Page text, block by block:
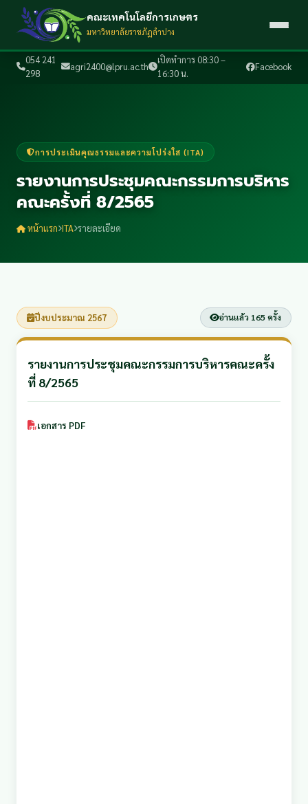
054 241
298
agri2400@lpru.ac.th
เปิดทำการ 08:30 –
16:30 น.
Facebook
คณะเทคโนโลยีการเกษตร
มหาวิทยาลัยราชภัฏลำปาง
การประเมินคุณธรรมและความโปร่งใส (ITA)
รายงานการประชุมคณะกรรมการบริหาร
คณะครั้งที่ 8/2565
หน้าแรก ITA รายละเอียด
ปีงบประมาณ 2567 อ่านแล้ว 165 ครั้ง
รายงานการประชุมคณะกรรมการบริหารคณะครั้ง
ที่ 8/2565
เอกสาร PDF